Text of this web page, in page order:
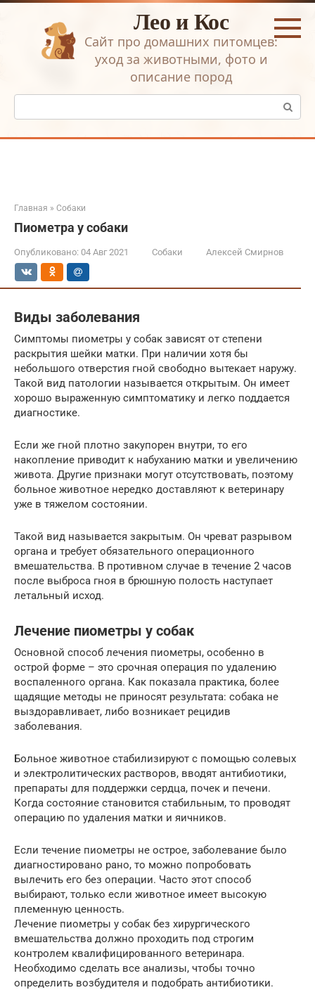
Перейти
Лео и Кос
Сайт про домашних питомцев:
уход за животными, фото и
описание пород
Поиск:
Главная » Собаки
Пиометра у собаки
Опубликовано: 04 Авг 2021 Собаки Алексей Смирнов
Виды заболевания
Симптомы пиометры у собак зависят от степени
раскрытия шейки матки. При наличии хотя бы
небольшого отверстия гной свободно вытекает наружу.
Такой вид патологии называется открытым. Он имеет
хорошо выраженную симптоматику и легко поддается
диагностике.
Если же гной плотно закупорен внутри, то его
накопление приводит к набуханию матки и увеличению
живота. Другие признаки могут отсутствовать, поэтому
больное животное нередко доставляют к ветеринару
уже в тяжелом состоянии.
Такой вид называется закрытым. Он чреват разрывом
органа и требует обязательного операционного
вмешательства. В противном случае в течение 2 часов
после выброса гноя в брюшную полость наступает
летальный исход.
Лечение пиометры у собак
Основной способ лечения пиометры, особенно в
острой форме – это срочная операция по удалению
воспаленного органа. Как показала практика, более
щадящие методы не приносят результата: собака не
выздоравливает, либо возникает рецидив
заболевания.
Больное животное стабилизируют с помощью солевых
и электролитических растворов, вводят антибиотики,
препараты для поддержки сердца, почек и печени.
Когда состояние становится стабильным, то проводят
операцию по удаления матки и яичников.
Если течение пиометры не острое, заболевание было
диагностировано рано, то можно попробовать
вылечить его без операции. Часто этот способ
выбирают, только если животное имеет высокую
племенную ценность.
Лечение пиометры у собак без хирургического
вмешательства должно проходить под строгим
контролем квалифицированного ветеринара.
Необходимо сделать все анализы, чтобы точно
определить возбудителя и подобрать антибиотики.